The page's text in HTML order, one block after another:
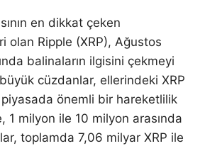
en dikkat çeken
olan Ripple (XRP), Ağustos
balinaların ilgisini çekmeyi
cüzdanlar, ellerindeki XRP
piyasada önemli bir hareketlilik
1 milyon ile 10 milyon arasında
toplamda 7,06 milyar XRP ile